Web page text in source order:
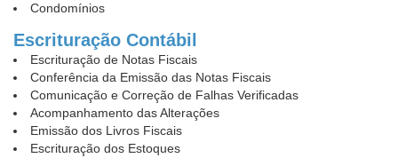
Condomínios
Escrituração Contábil
Escrituração de Notas Fiscais
Conferência da Emissão das Notas Fiscais
Comunicação e Correção de Falhas Verificadas
Acompanhamento das Alterações
Emissão dos Livros Fiscais
Escrituração dos Estoques